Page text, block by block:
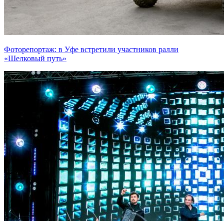
Фоторепортаж: в Уфе встретили участников ралли
«Шелковый путь»